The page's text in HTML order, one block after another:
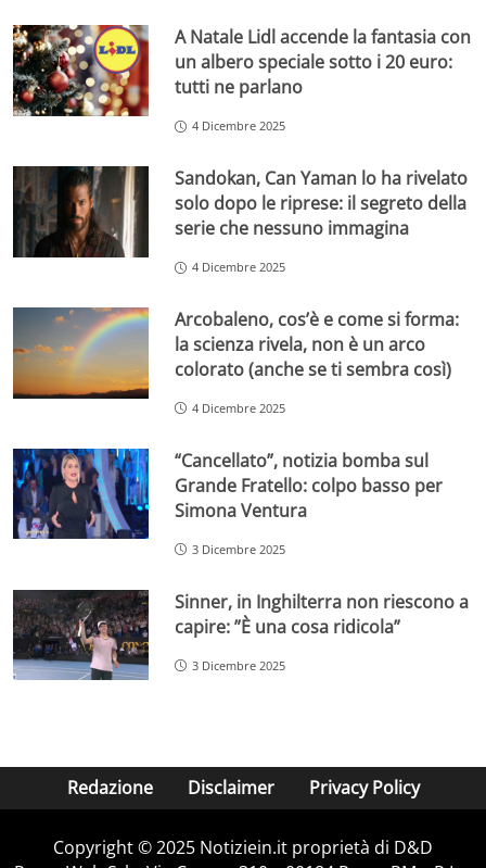
A Natale Lidl accende la fantasia con
un albero speciale sotto i 20 euro:
tutti ne parlano
4 Dicembre 2025
Sandokan, Can Yaman lo ha rivelato
solo dopo le riprese: il segreto della
serie che nessuno immagina
4 Dicembre 2025
Arcobaleno, cos’è e come si forma:
la scienza rivela, non è un arco
colorato (anche se ti sembra così)
4 Dicembre 2025
“Cancellato”, notizia bomba sul
Grande Fratello: colpo basso per
Simona Ventura
3 Dicembre 2025
Sinner, in Inghilterra non riescono a
capire: ”È una cosa ridicola”
3 Dicembre 2025
Redazione Disclaimer Privacy Policy
Copyright © 2025 Notiziein.it proprietà di D&D